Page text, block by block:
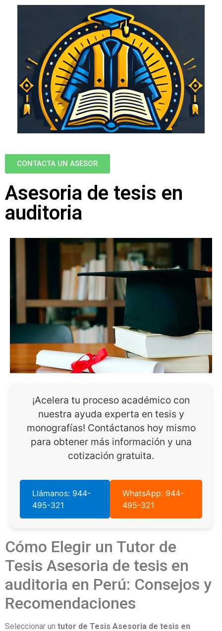
CONTACTA UN ASESOR
Asesoria de tesis en
auditoria
¡Acelera tu proceso académico con
nuestra ayuda experta en tesis y
monografías! Contáctanos hoy mismo
para obtener más información y una
cotización gratuita.
Llámanos: 944-
495-321
WhatsApp: 944-
495-321
Cómo Elegir un Tutor de
Tesis Asesoria de tesis en
auditoria en Perú: Consejos y
Recomendaciones
Seleccionar un tutor de Tesis Asesoria de tesis en